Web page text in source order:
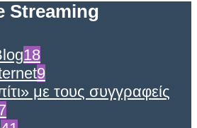
Streaming
18
9
με τους συγγραφείς